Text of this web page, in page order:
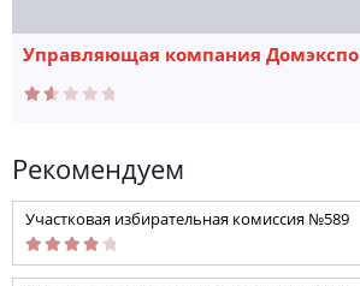
Управляющая компания Домэкспо
Рекомендуем
Участковая избирательная комиссия №589